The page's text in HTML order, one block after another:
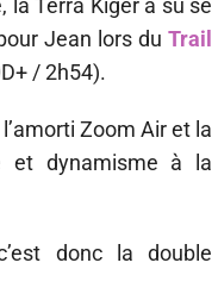
la Terra Kiger a su se
Jean lors du Trail
/ 2h54).
Zoom Air et la
et dynamisme à la
donc la double